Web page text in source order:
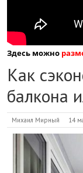
Здесь можно
Как
балкона
Михаил Мирный 14